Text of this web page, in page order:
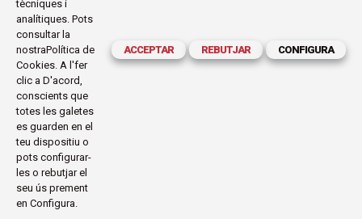
DES 960€
VOL NO INCLÒS
tècniques i
analítiques. Pots
consultar la
nostraPolítica de
Cookies. A l'fer
clic a D'acord,
conscients que
totes les galetes
es guarden en el
teu dispositiu o
pots configurar-
les o rebutjar el
seu ús prement
en Configura.
ACCEPTAR REBUTJAR CONFIGURA